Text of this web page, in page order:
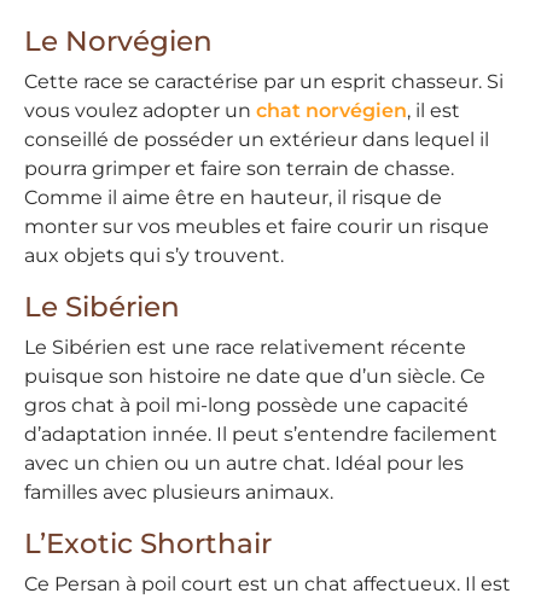
Le Norvégien
Cette race se caractérise par un esprit chasseur. Si
vous voulez adopter un chat norvégien, il est
conseillé de posséder un extérieur dans lequel il
pourra grimper et faire son terrain de chasse.
Comme il aime être en hauteur, il risque de
monter sur vos meubles et faire courir un risque
aux objets qui s’y trouvent.
Le Sibérien
Le Sibérien est une race relativement récente
puisque son histoire ne date que d’un siècle. Ce
gros chat à poil mi-long possède une capacité
d’adaptation innée. Il peut s’entendre facilement
avec un chien ou un autre chat. Idéal pour les
familles avec plusieurs animaux.
L’Exotic Shorthair
Ce Persan à poil court est un chat affectueux. Il est